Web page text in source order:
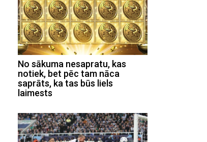
No sākuma nesapratu, kas
notiek, bet pēc tam nāca
saprāts, ka tas būs liels
laimests